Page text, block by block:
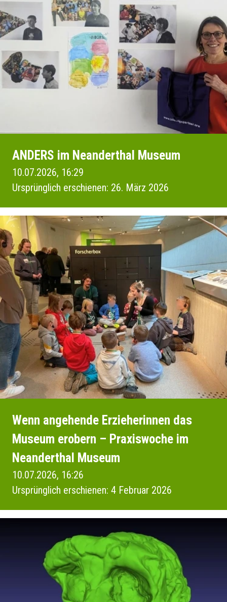
ANDERS im Neanderthal Museum
10.07.2026, 16:29
Ursprünglich erschienen: 26. März 2026
Wenn angehende Erzieherinnen das
Museum erobern – Praxiswoche im
Neanderthal Museum
10.07.2026, 16:26
Ursprünglich erschienen: 4 Februar 2026